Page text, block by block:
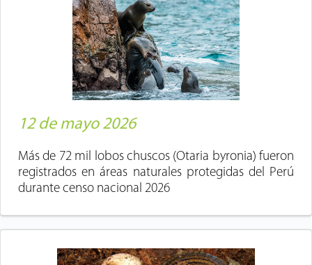
12 de mayo 2026
Más de 72 mil lobos chuscos (Otaria byronia) fueron
registrados en áreas naturales protegidas del Perú
durante censo nacional 2026